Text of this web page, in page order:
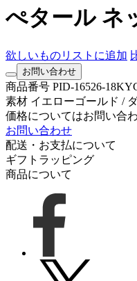
ぺタール ネ
欲しいものリストに追加
お問い合わせ
商品番号 PID-16526-
素材 イエローゴールド /
価格についてはお問い合
お問い合わせ
配送・お支払について
ギフトラッピング
商品について